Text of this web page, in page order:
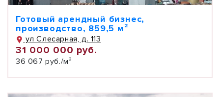
Готовый арендный бизнес,
производство, 859,5 м²
ул Слесарная, д. 113
31 000 000 руб.
36 067 руб./м²